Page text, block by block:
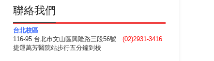
聯絡我們
台北校區
116-95 台北市文山區興隆路三段56號 (02)2931-3416
捷運萬芳醫院站步行五分鐘到校